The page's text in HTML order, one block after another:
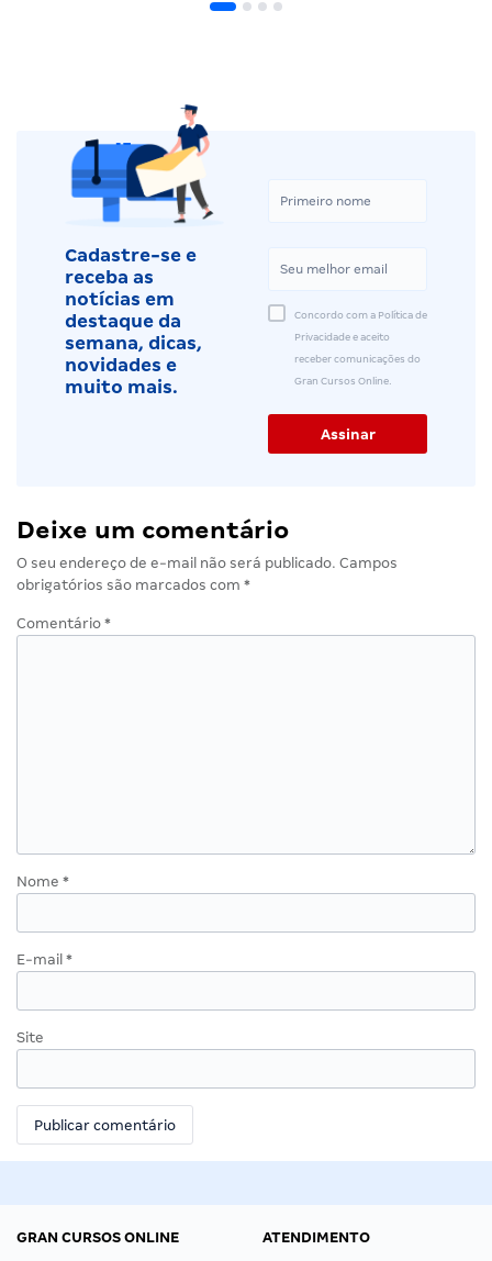
Cadastre-se e
receba as
notícias em
destaque da
semana, dicas,
novidades e
muito mais.
Concordo com a Política de
Privacidade e aceito
receber comunicações do
Gran Cursos Online.
Deixe um comentário
O seu endereço de e-mail não será publicado. Campos
obrigatórios são marcados com *
Comentário *
Nome *
E-mail *
Site
GRAN CURSOS ONLINE
ATENDIMENTO